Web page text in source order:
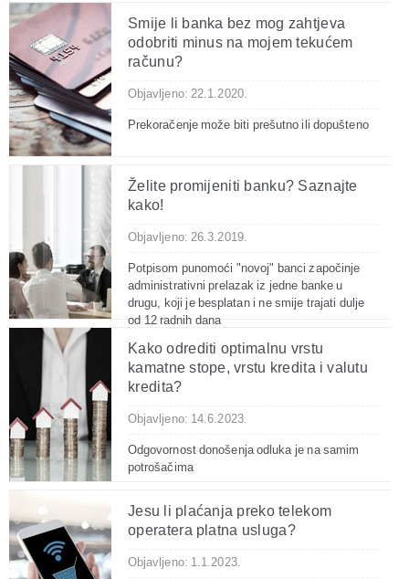
Smije li banka bez mog zahtjeva
odobriti minus na mojem tekućem
računu?
Objavljeno: 22.1.2020.
Prekoračenje može biti prešutno ili dopušteno
Želite promijeniti banku? Saznajte
kako!
Objavljeno: 26.3.2019.
Potpisom punomoći "novoj" banci započinje
administrativni prelazak iz jedne banke u
drugu, koji je besplatan i ne smije trajati dulje
od 12 radnih dana
Kako odrediti optimalnu vrstu
kamatne stope, vrstu kredita i valutu
kredita?
Objavljeno: 14.6.2023.
Odgovornost donošenja odluka je na samim
potrošačima
Jesu li plaćanja preko telekom
operatera platna usluga?
Objavljeno: 1.1.2023.